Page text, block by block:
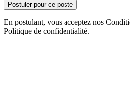
Postuler pour ce poste
En postulant, vous acceptez nos
Politique de confidentialité.